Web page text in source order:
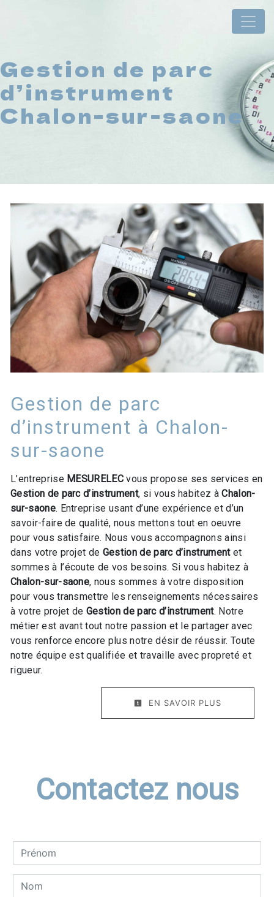
Gestion de parc
d’instrument
Chalon-sur-saone
Gestion de parc
d’instrument à Chalon-
sur-saone
L’entreprise MESURELEC vous propose ses services en
Gestion de parc d’instrument, si vous habitez àChalon-
sur-saone. Entreprise usant d’une expérience et d’un
savoir-faire de qualité, nous mettons tout en oeuvre
pour vous satisfaire. Nous vous accompagnons ainsi
dans votre projet de Gestion de parc d’instrumentet
sommes à l’écoute de vos besoins. Si vous habitez à
Chalon-sur-saone, nous sommes à votre disposition
pour vous transmettre les renseignements nécessaires
à votre projet de Gestion de parc d’instrument. Notre
métier est avant tout notre passion et le partager avec
vous renforce encore plus notre désir de réussir. Toute
notre équipe est qualifiée et travaille avec propreté et
rigueur.
EN SAVOIR PLUS
Contactez nous